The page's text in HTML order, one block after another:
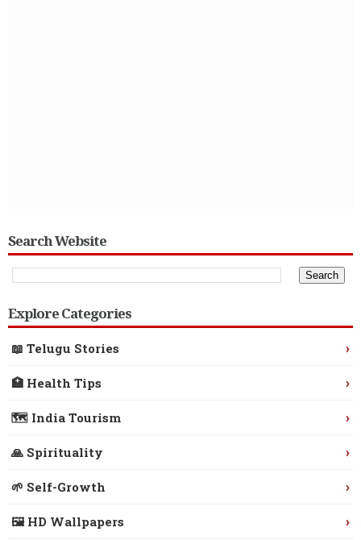
Search Website
Explore Categories
📖 Telugu Stories ›
🏥 Health Tips ›
🗺️ India Tourism ›
🙏 Spirituality ›
🌱 Self-Growth ›
🖼️ HD Wallpapers ›